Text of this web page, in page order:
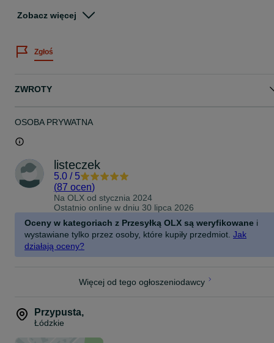
Strój jest idealny na imprezy tematyczne, sesje zdjęciowe, bal
#imprezawstylulata20 #20sstyle #20s #retro #retrolook #carnaval
#carnival #karnawal #karneval #carnaval #costume
Zobacz więcej
Zgłoś
ZWROTY
OSOBA PRYWATNA
listeczek
5.0 / 5
(87 ocen)
Na OLX od stycznia 2024
Ostatnio online w dniu 30 lipca 2026
Oceny w kategoriach z Przesyłką OLX są weryfikowane i
wystawiane tylko przez osoby, które kupiły przedmiot. Jak
działają oceny?
Więcej od tego ogłoszeniodawcy
Przypusta,
Łódzkie